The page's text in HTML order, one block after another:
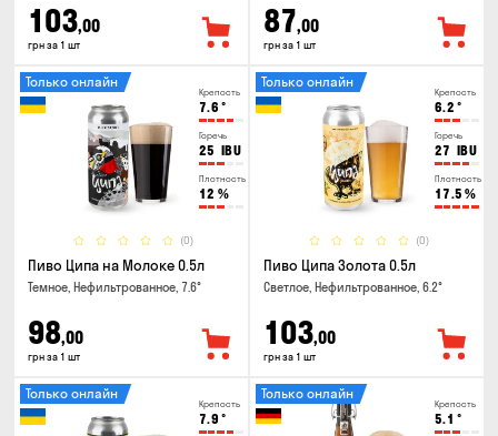
103,00
грн за 1 шт
87,00
грн за 1 шт
Крепость
7.6 °
Горечь
25 IBU
Плотность
12 %
(0)
Только онлайн
Пиво Ципа на Молоке 0.5л
Темное, Нефильтрованное, 7.6°
98,00
грн за 1 шт
Крепость
6.2 °
Горечь
27 IBU
Плотность
17.5 %
(0)
Только онлайн
Пиво Ципа Золота 0.5л
Светлое, Нефильтрованное, 6.2°
103,00
грн за 1 шт
Крепость
7.9 °
Только онлайн
Крепость
5.1 °
Только онлайн